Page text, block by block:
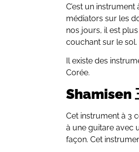
C’est un
médiators sur les
nos jours, il est
couchant sur le sol.
Il existe des
Corée.
Shamisen
Cet instrument à 3
à une guitare avec
façon. Cet